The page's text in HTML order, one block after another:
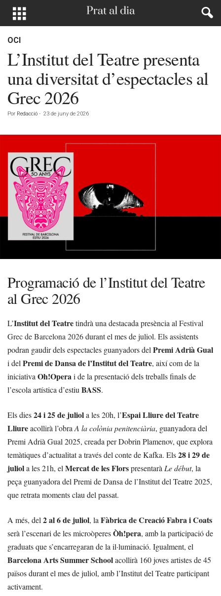
OCI
L’Institut del Teatre presenta
una diversitat d’espectacles al
Grec 2026
Por Redacció - 23 de juny de 2026
Programació de l’Institut del Teatre
al Grec 2026
L’Institut del Teatretindrà una destacada presència al Festival
Grec de Barcelona 2026durant el mes de juliol. Els assistents
podran gaudir dels espectacles guanyadors del Premi Adrià Gual
i del Premi de Dansa de l’Institut del Teatre, així com de la
iniciativa Oh!Operai de la presentació dels treballs finals de
l’escola artística d’estiu BASS.
Els dies24 i 25 de juliola les 20h, l’Espai Lliure del Teatre
Lliureacollirà l’obra A la colònia penitenciària, guanyadora del
Premi Adrià Gual 2025, creada per Dobrin Plamenov, que explora
temàtiques d’actualitat a través del conte de Kafka. Els28 i 29 de
juliola les 21h, el Mercat de les Florspresentarà Le début, la
peça guanyadora del Premi de Dansa de l’Institut del Teatre 2025,
que retrata moments clau del passat.
A més, del 2 al 6 de juliol, la Fàbrica de Creació Fabra i Coats
serà l’escenari de les microòperesÒh!pera, amb la participació de
graduats que s’encarregaran de la il·luminació. Igualment, el
Barcelona Arts Summer Schoolacollirà 160 joves artistes de 45
països durant el mes de juliol, amb l’Institut del Teatre participant
activament.